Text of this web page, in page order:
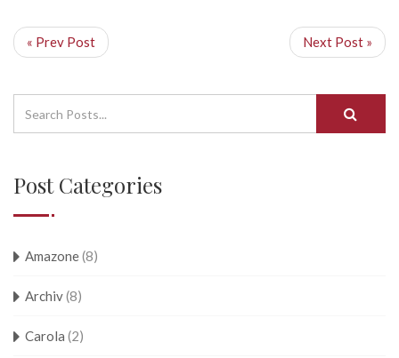
« Prev Post Next Post »
Post Categories
Amazone(8)
Archiv(8)
Carola (2)